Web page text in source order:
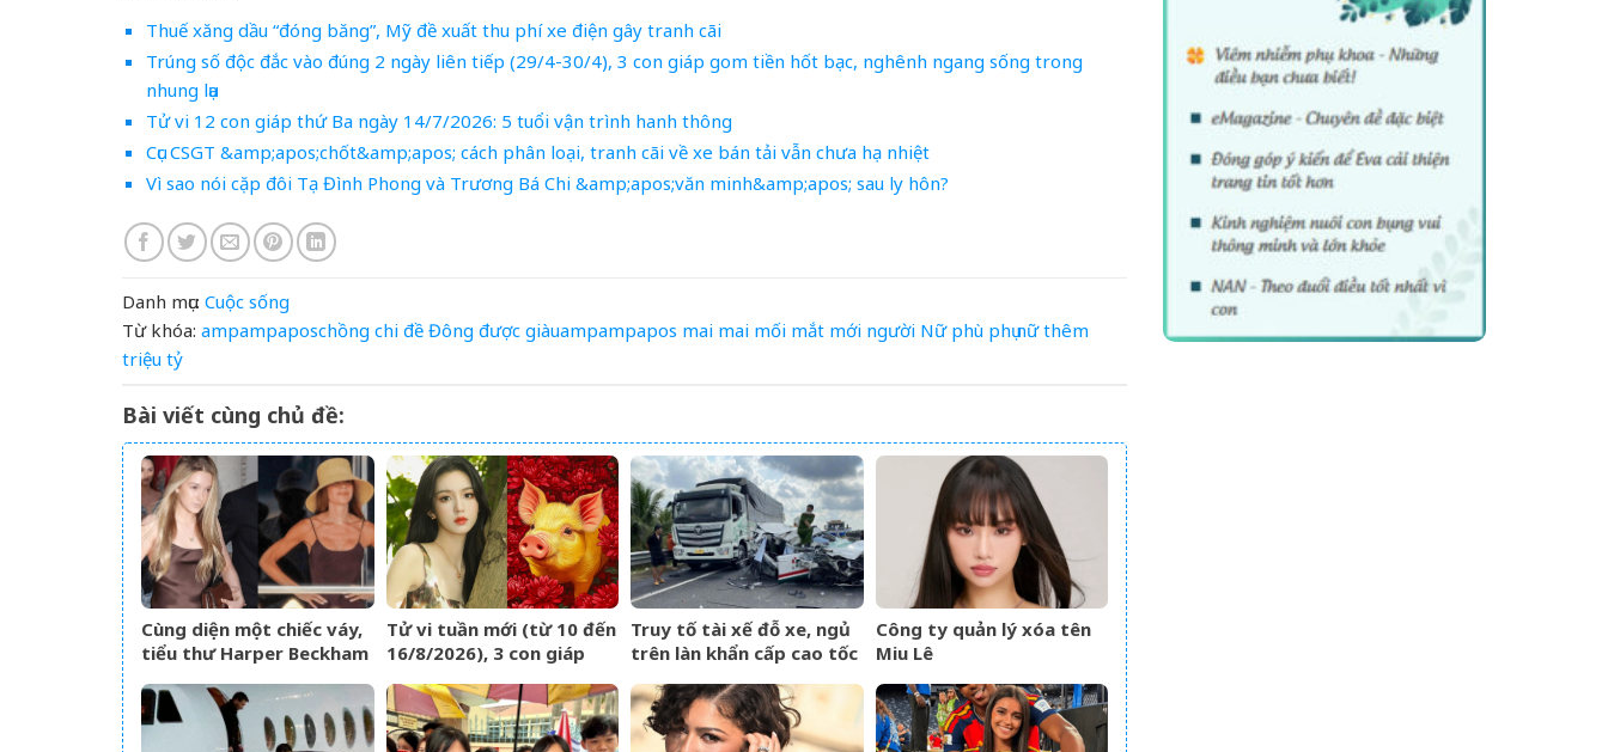
Thuế xăng dầu “đóng băng”, Mỹ đề xuất thu phí xe điện gây tranh cãi
Trúng số độc đắc vào đúng 2 ngày liên tiếp (29/4-30/4), 3 con giáp gom tiền hốt bạc, nghênh ngang sống trong
nhung lụa
Tử vi 12 con giáp thứ Ba ngày 14/7/2026: 5 tuổi vận trình hanh thông
Cục CSGT &amp;apos;chốt&amp;apos; cách phân loại, tranh cãi về xe bán tải vẫn chưa hạ nhiệt
Vì sao nói cặp đôi Tạ Đình Phong và Trương Bá Chi &amp;apos;văn minh&amp;apos; sau ly hôn?
Danh mục: Cuộc sống
Từ khóa: ampampaposchồng chi đề Đông được giàuampampapos mai mai mối mắt mới người Nữ phù phụ nữ thêm
triệu tỷ
Bài viết cùng chủ đề:
Cùng diện một chiếc váy,
tiểu thư Harper Beckham
Victoria lại gây chú ý vì
vóc dáng gầy gò
Tử vi tuần mới (từ 10 đến
16/8/2026), 3 con giáp
vàng dư dả
Truy tố tài xế đỗ xe, ngủ
trên làn khẩn cấp cao tốc
Công ty quản lý xóa tên
Miu Lê